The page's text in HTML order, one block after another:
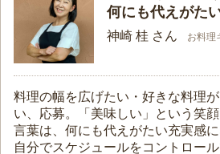
何にも代えがた
神崎 桂 さん お料理
料理の幅を広げたい・好きな料理
い、応募。「美味しい」という笑
言葉は、何にも代えがたい充実感に
自分でスケジュールをコントロー